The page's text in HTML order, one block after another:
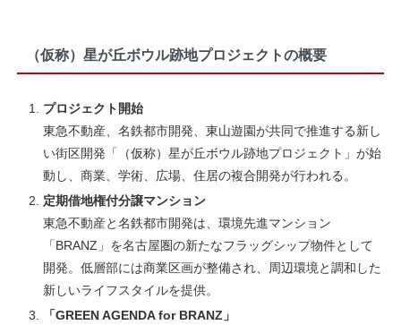
（仮称）星が丘ボウル跡地プロジェクトの概要
プロジェクト開始
東急不動産、名鉄都市開発、東山遊園が共同で推進する新し
い街区開発「（仮称）星が丘ボウル跡地プロジェクト」が始
動し、商業、学術、広場、住居の複合開発が行われる。
定期借地権付分譲マンション
東急不動産と名鉄都市開発は、環境先進マンション
「BRANZ」を名古屋圏の新たなフラッグシップ物件として
開発。低層部には商業区画が整備され、周辺環境と調和した
新しいライフスタイルを提供。
「GREEN AGENDA for BRANZ」